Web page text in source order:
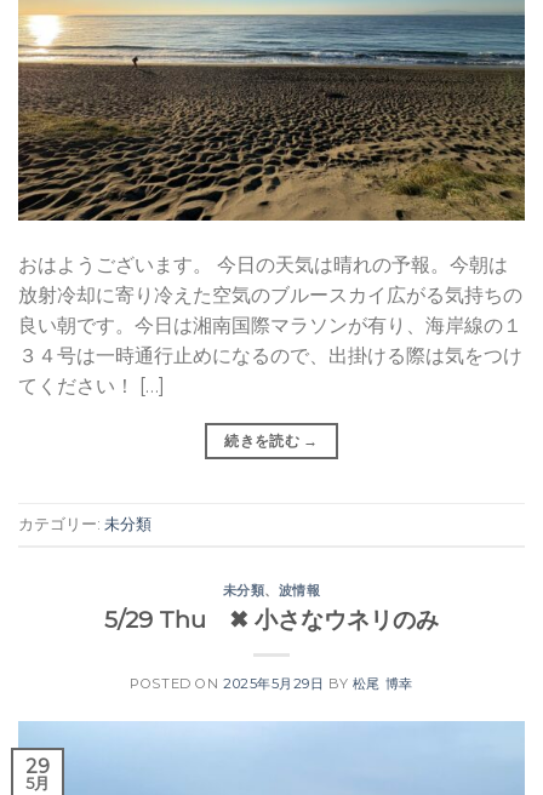
おはようございます。 今日の天気は晴れの予報。今朝は
放射冷却に寄り冷えた空気のブルースカイ広がる気持ちの
良い朝です。今日は湘南国際マラソンが有り、海岸線の１
３４号は一時通行止めになるので、出掛ける際は気をつけ
てください！ […]
続きを読む →
カテゴリー: 未分類
未分類、 波情報
5/29 Thu ✖︎ 小さなウネリのみ
POSTED ON 2025年5月29日 BY 松尾 博幸
29
5月